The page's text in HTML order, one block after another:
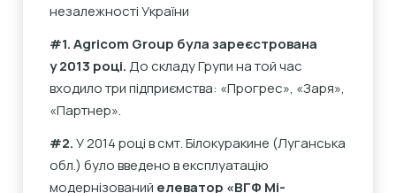
незалежності України
#1. Agricom Group була зареєстрована
у 2013 році.До складу Групи на той час
входило три підприємства: «Прогрес», «Заря»,
«Партнер».
#2.У 2014 році в смт. Білокуракине (Луганська
обл.) було введено в експлуатацію
модернізований елеватор «ВГФ Мі-